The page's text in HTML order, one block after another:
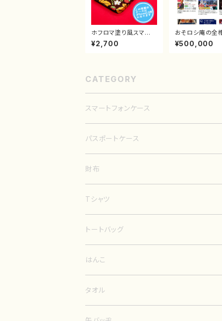
ホフロマ塗り風スマホ
ケース iPhone＆Andr
oid対応
¥2,700
おそロシ庵の全
億9159万4000
ります
¥500,000
CATEGORY
スマートフォンケース
手帳型
ノーマルタイプ
パスポートケース
財布
Tシャツ
トートバッグ
はんこ
タオル